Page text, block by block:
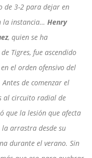
de 3-2 para dejar en
la instancia… Henry
, quien se ha
Tigres, fue ascendido
el orden ofensivo del
Antes de comenzar el
al circuito radial de
que la lesión que afecta
arrastra desde su
durante el verano. Sin